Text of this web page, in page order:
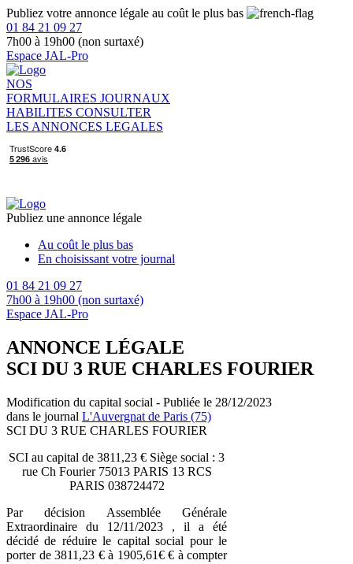
Publiez votre annonce légale au coût le plus bas
01 84 21 09 27
7h00 à 19h00 (non surtaxé)
Espace JAL-Pro
NOS
FORMULAIRES JOURNAUX
HABILITES CONSULTER
LES ANNONCES LEGALES
Publiez une annonce légale
Au coût le plus bas
En choisissant votre journal
01 84 21 09 27
7h00 à 19h00 (non surtaxé)
Espace JAL-Pro
ANNONCE LÉGALE
SCI DU 3 RUE CHARLES FOURIER
Modification du capital social - Publiée le 28/12/2023
dans le journal L'Auvergnat de Paris (75)
SCI DU 3 RUE CHARLES FOURIER
SCI au capital de 3811,23 € Siège social : 3
rue Ch Fourier 75013 PARIS 13 RCS
PARIS 038724472
Par décision Assemblée Générale
Extraordinaire du 12/11/2023 , il a été
décidé de réduire le capital social pour le
porter de 3811,23 € à 1905,61€ € à compter